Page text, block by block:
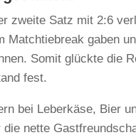
zweite Satz mit 2:6
Matchtiebreak gaben
Somit glückte die
fest.
bei Leberkäse, Bier
nette